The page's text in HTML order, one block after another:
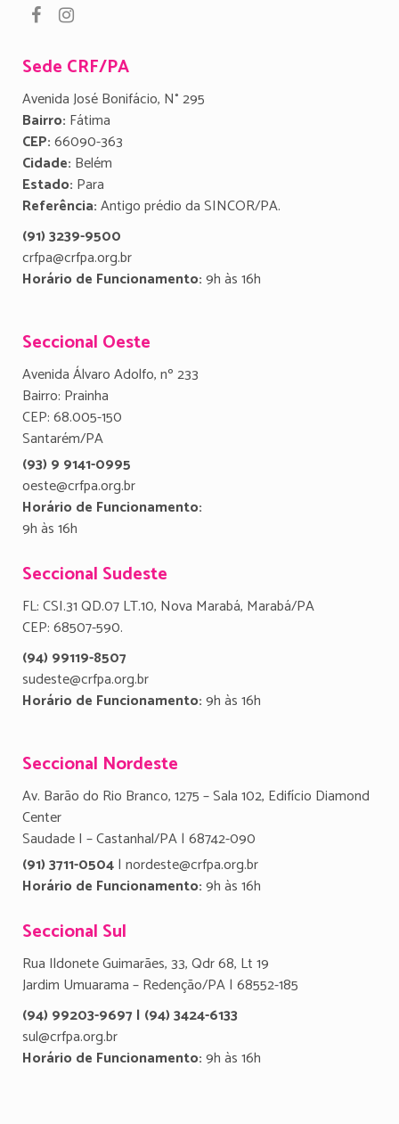
Sede CRF/PA
Avenida José Bonifácio, N° 295
Bairro: Fátima
CEP:66090-363
Cidade: Belém
Estado: Para
Referência:Antigo prédio da SINCOR/PA.
(91) 3239-9500
crfpa@crfpa.org.br
Horário de Funcionamento:9h às 16h
Seccional Oeste
Avenida Álvaro Adolfo, nº 233
Bairro: Prainha
CEP: 68.005-150
Santarém/PA
(93) 9 9141-0995
oeste@crfpa.org.br
Horário de Funcionamento:
9h às 16h
Seccional Sudeste
FL: CSI.31 QD.07 LT.10, Nova Marabá, Marabá/PA
CEP: 68507-590.
(94) 99119-8507
sudeste@crfpa.org.br
Horário de Funcionamento:9h às 16h
Seccional Nordeste
Av. Barão do Rio Branco, 1275 – Sala 102, Edifício Diamond
Center
Saudade I – Castanhal/PA | 68742-090
(91) 3711-0504| nordeste@crfpa.org.br
Horário de Funcionamento:9h às 16h
Seccional Sul
Rua Ildonete Guimarães, 33, Qdr 68, Lt 19
Jardim Umuarama – Redenção/PA | 68552-185
(94) 99203-9697 | (94) 3424-6133
sul@crfpa.org.br
Horário de Funcionamento:9h às 16h